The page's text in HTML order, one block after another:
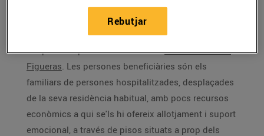
Figueras, a través de l’Arrodoniment Solidari de
L’import recaptat es destinarà a laFundació Jubert
Figueras. Les persones beneficiàries són els
familiars de persones hospitalitzades, desplaçades
de la seva residència habitual, amb pocs recursos
econòmics a qui se'ls hi ofereix allotjament i suport
emocional, a través de pisos situats a prop dels
Rebutjar